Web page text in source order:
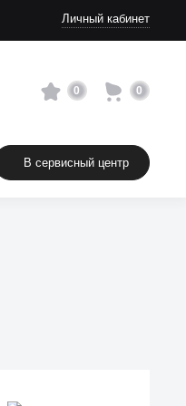
Личный кабинет
0 0
В сервисный центр